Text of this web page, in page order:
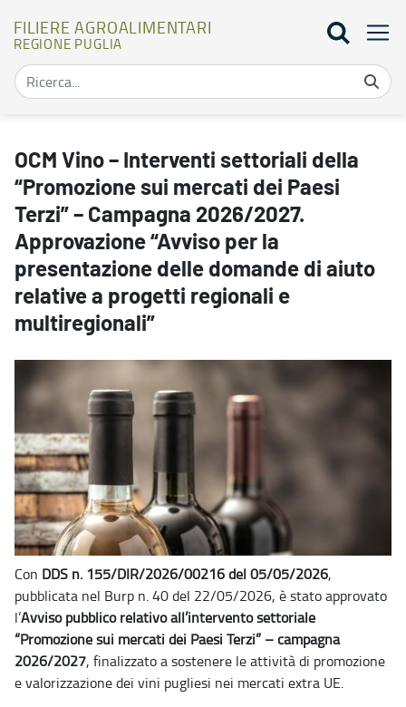
FILIERE AGROALIMENTARI
REGIONE PUGLIA
OCM Vino – Interventi settoriali della
“Promozione sui mercati dei Paesi
Terzi” – Campagna 2026/2027.
Approvazione “Avviso per la
presentazione delle domande di aiuto
relative a progetti regionali e
multiregionali”
Con DDS n. 155/DIR/2026/00216 del 05/05/2026,
pubblicata nel Burp n. 40 del 22/05/2026, è stato approvato
l’Avviso pubblico relativo all’intervento settoriale
“Promozione sui mercati dei Paesi Terzi” – campagna
2026/2027, finalizzato a sostenere le attività di promozione
e valorizzazione dei vini pugliesi nei mercati extra UE.